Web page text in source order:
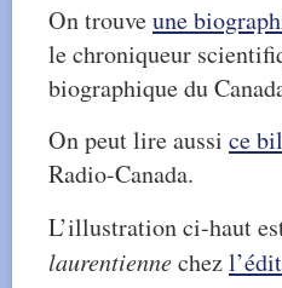
On trouveune
le chroniqueur
biographique du
On peut lire aussi ce
Radio-Canada.
L’illustration ci-haut
laurentiennechez